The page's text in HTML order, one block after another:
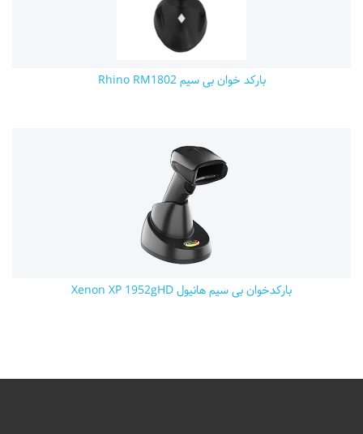
بارکد خوان بی سیم Rhino RM1802
بارکدخوان بی سیم هانیول Xenon XP 1952gHD